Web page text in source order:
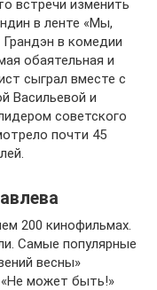
встречи изменить
в ленте «Мы,
в комедии
обаятельная и
сыграл вместе с
Васильевой и
советского
почти 45
200 кинофильмах.
Самые популярные
весны»
может быть!»